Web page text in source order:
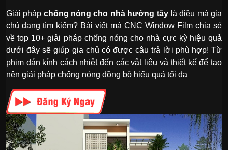
Giải pháp chống nóng cho nhà hướng tâylà điều mà gia
chủ đang tìm kiếm? Bài viết mà CNC Window Film chia sẻ
về top 10+ giải pháp chống nóng cho nhà cực kỳ hiệu quả
dưới đây sẽ giúp gia chủ có được câu trả lời phù hợp! Từ
phim dán kính cách nhiệt đến các vật liệu và thiết kế để tạo
nên giải pháp chống nóng đồng bộ hiểu quả tối đa